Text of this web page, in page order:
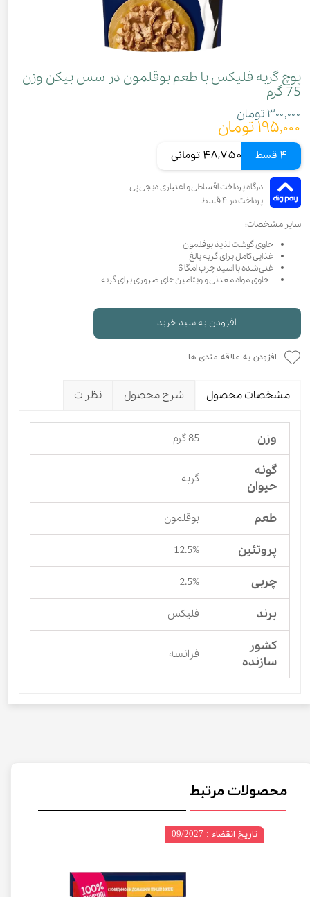
پوچ گربه فلیکس با طعم بوقلمون در سس بیکن وزن
75 گرم
۳۰۰,۰۰۰ تومان
۱۹۵,۰۰۰ تومان
4 قسط 48,750 تومانی
سایر مشخصات:
حاوی گوشت لذیذ بوقلمون
غذایی کامل برای گربه بالغ
غنی شده با اسید چرب امگا 6
حاوی مواد معدنی و ویتامین‌های ضروری برای گربه
افزودن به سبد خرید
افزودن به علاقه مندی ها
مشخصات محصول شرح محصول نظرات
وزن 85 گرم
گونه
حیوان
گربه
طعم بوقلمون
پروتئین 12.5%
چربی 2.5%
برند فلیکس
کشور
سازنده
فرانسه
محصولات مرتبط
تاریخ انقضاء : 09/2027